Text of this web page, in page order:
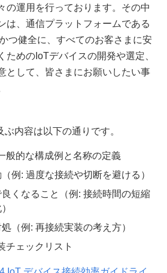
の運用を行っております。その中
は、通信プラットフォームである
つ健全に、すべてのお客さまに安
ためのIoTデバイスの開発や選定、
として、皆さまにお願いしたい事
内容は以下の通りです。
般的な構成例と名称の定義
例: 過度な接続や切断を避ける）
くなること（例: 接続時間の短縮
（例: 再接続実装の考え方）
チェックリスト